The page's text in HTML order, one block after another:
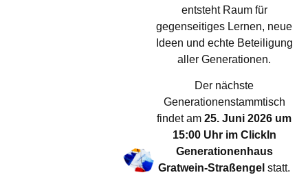
entsteht Raum für
gegenseitiges Lernen, neue
Ideen und echte Beteiligung
aller Generationen.
Der nächste
Generationenstammtisch
findet am 25. Juni 2026 um
15:00 Uhr im ClickIn
Generationenhaus
Gratwein-Straßengel statt.